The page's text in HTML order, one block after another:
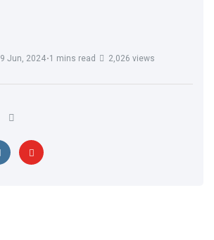
Jun, 2024 1 mins read 2,026 views